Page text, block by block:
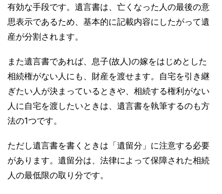
有効な手段です。遺言書は、亡くなった人の最後の意
思表示であるため、基本的に記載内容にしたがって遺
産が分割されます。
また遺言書であれば、息子(故人)の嫁をはじめとした
相続権がない人にも、財産を渡せます。自宅を引き継
ぎたい人が決まっているときや、相続する権利がない
人に自宅を渡したいときは、遺言書を執筆するのも方
法の1つです。
ただし遺言書を書くときは「遺留分」に注意する必要
があります。遺留分は、法律によって保障された相続
人の最低限の取り分です。